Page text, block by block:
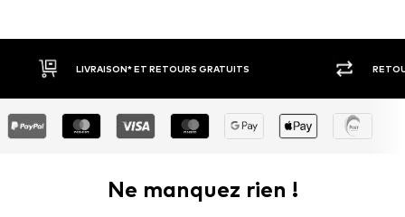
LIVRAISON* ET RETOURS GRATUITS
Ne manquez rien !